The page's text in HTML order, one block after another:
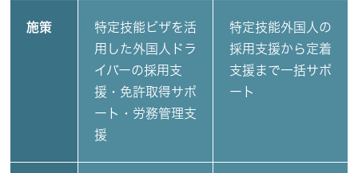
施策
特定技能ビザを活
用した外国人ドラ
イバーの採用支
援・免許取得サポ
ート・労務管理支
援
特定技能外国人の
採用支援から定着
支援まで一括サポ
ート